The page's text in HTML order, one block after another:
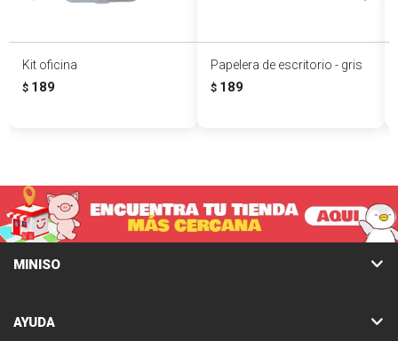
Kit oficina
$ 189
Papelera de escritorio - gris
$ 189
MINISO
AYUDA